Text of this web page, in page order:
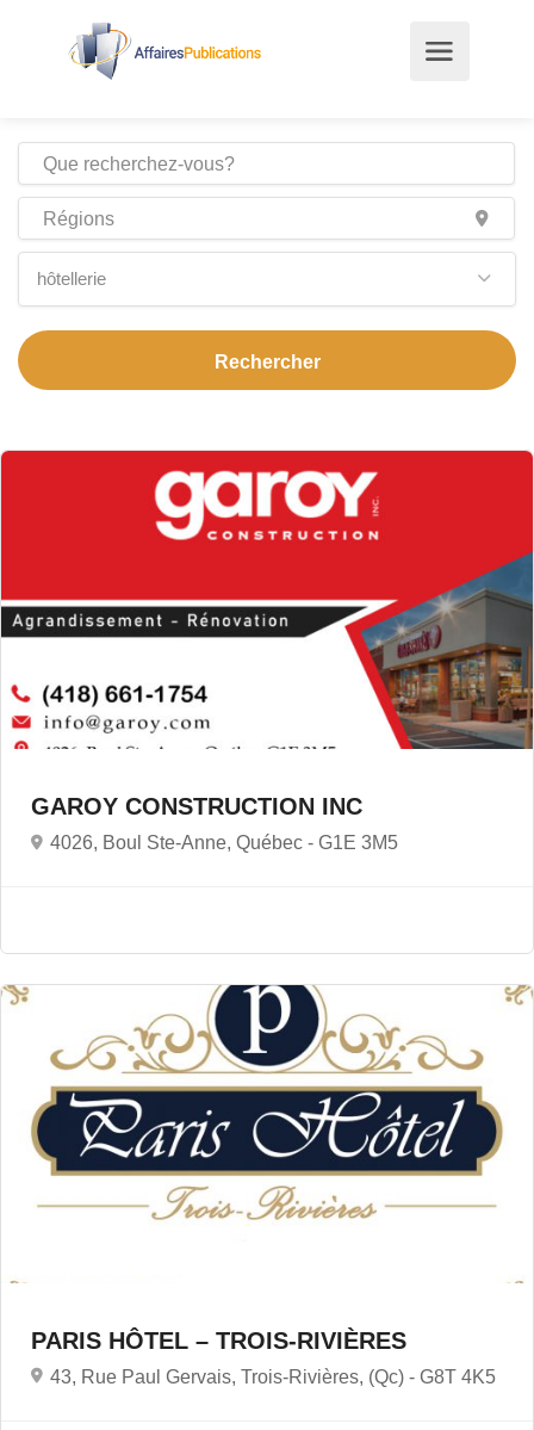
hôtellerie
GAROY CONSTRUCTION INC
4026, Boul Ste-Anne, Québec - G1E 3M5
PARIS HÔTEL – TROIS-RIVIÈRES
43, Rue Paul Gervais, Trois-Rivières, (Qc) - G8T 4K5